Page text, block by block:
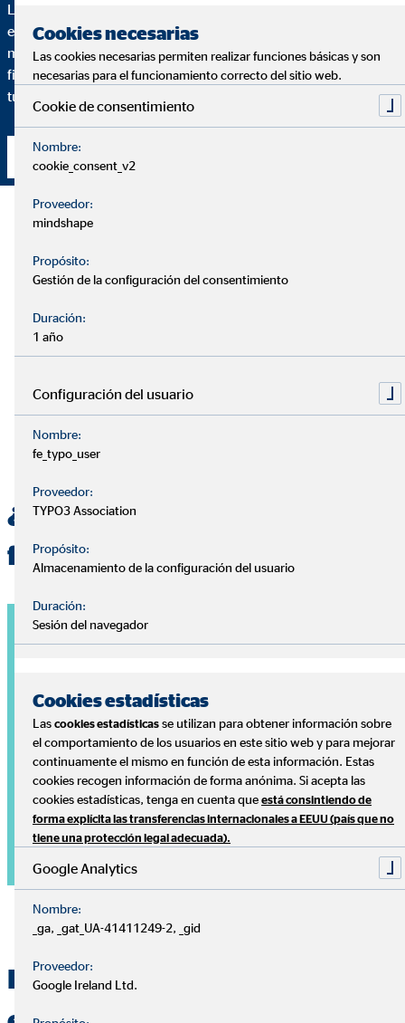
Lo más importante de un buen asesoramiento es que puedes
entender cada paso. Para ello te vamos a explicar hasta el más
minimo detalle de por qué recomendamos una solución
financiera específica y en qué medida se adapta esta solución a
tus necesidades particulares.
Contacta conmigo
¿Quieres una planificación
financiera personalizada?
Especialistas en la gestión
Cookies necesarias
Las cookies necesarias permiten realizar funciones básicas y son
necesarias para el funcionamiento correcto del sitio web.
Cookie de consentimiento
Nombre:
cookie_consent_v2
Proveedor:
mindshape
Propósito:
Gestión de la configuración del consentimiento
Duración:
1 año
Configuración del usuario
Nombre:
fe_typo_user
Proveedor:
TYPO3 Association
Propósito:
Almacenamiento de la configuración del usuario
Duración:
Sesión del navegador
Cookies estadísticas
Las cookies estadísticas se utilizan para obtener información sobre
el comportamiento de los usuarios en este sitio web y para mejorar
continuamente el mismo en función de esta información. Estas
cookies recogen información de forma anónima. Si acepta las
cookies estadísticas, tenga en cuenta que está consintiendo de
forma explícita las transferencias internacionales a EEUU (país que no
tiene una protección legal adecuada).
Google Analytics
Nombre:
_ga, _gat_UA-41411249-2, _gid
Proveedor:
Google Ireland Ltd.